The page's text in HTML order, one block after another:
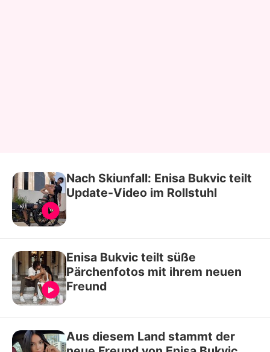
Nach Skiunfall: Enisa Bukvic teilt
Update-Video im Rollstuhl
Enisa Bukvic teilt süße
Pärchenfotos mit ihrem neuen
Freund
Aus diesem Land stammt der